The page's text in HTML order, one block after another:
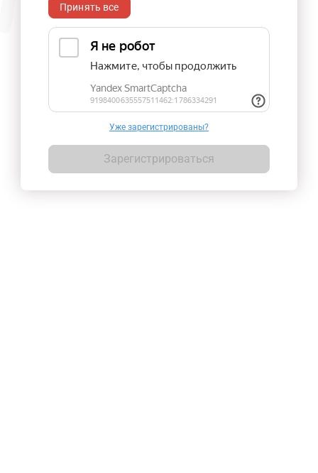
Принять все
Уже зарегистрированы?
Зарегистрироваться